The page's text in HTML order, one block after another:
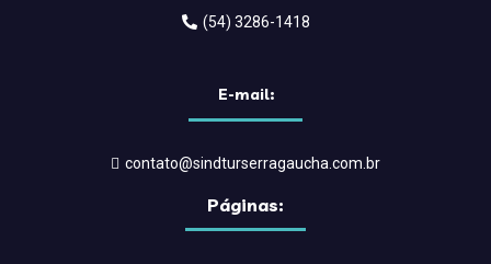
(54) 3286-1418
E-mail:
contato@sindturserragaucha.com.br
Páginas: